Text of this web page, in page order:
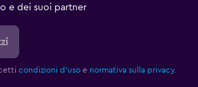
e dei suoi partner
condizioni d'uso e normativa sulla privacy.